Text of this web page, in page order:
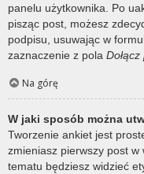
panelu użytkownika. Po
pisząc post, możesz
podpisu, usuwając w
zaznaczenie z pola
Na górę
W jaki sposób można
Tworzenie ankiet jest
zmieniasz pierwszy post
tematu będziesz widzieć